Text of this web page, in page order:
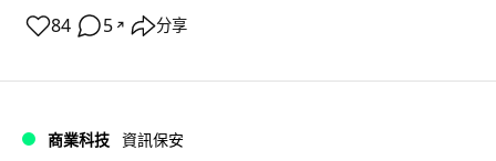
84 5 ↗ 分享
商業科技 資訊保安